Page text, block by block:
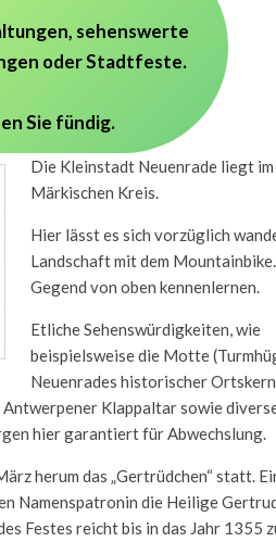
sehenswerte
oder Stadtfeste.
Sie fündig.
Die Kleinstadt Neuenrade liegt
Märkischen Kreis.
Hier lässt es sich vorzüglich
Landschaft mit dem
Gegend von oben kennenlernen.
Etliche Sehenswürdigkeiten, wie
beispielsweise die Motte
Neuenrades historischer
Klappaltar sowie
hier garantiert für Abwechslung.
herum das „Gertrüdchen“ statt.
Namenspatronin die Heilige
Festes reicht bis in das Jahr 1355